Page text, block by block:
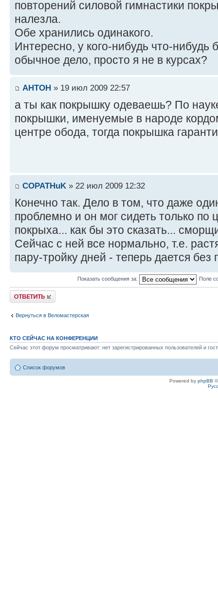
повторений силовой гимнастики
налезла.
Обе хранились одинакого.
Интересно, у кого-нибудь что-
обычное дело, просто я не в курсах?
AHTOH » 19 июл 2009 22:57
а ты как покрышку одеваешь? По
покрышки, именуемые в народе
центре обода, тогда покрышка
COPATHuK » 22 июл 2009 12:32
Конечно так. Дело в том, что даже
проблемно и он мог сидеть только по
покрыха... как бы это сказать...
Сейчас с ней все нормально, т.е.
пару-тройку дней - теперь дается
Показать сообщения за: Поле
Ответить
Вернуться в Веломастерская
КТО СЕЙЧАС НА КОНФЕРЕНЦИИ
Сейчас этот форум просматривают: нет зарегистрированных пользователей и
Список форумов
Powered by phpBB